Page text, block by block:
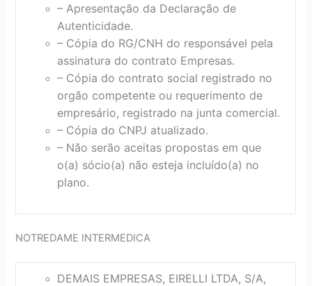
– Apresentação da Declaração de
Autenticidade.
– Cópia do RG/CNH do responsável pela
assinatura do contrato Empresas.
– Cópia do contrato social registrado no
orgão competente ou requerimento de
empresário, registrado na junta comercial.
– Cópia do CNPJ atualizado.
– Não serão aceitas propostas em que
o(a) sócio(a) não esteja incluído(a) no
plano.
NOTREDAME INTERMEDICA
DEMAIS EMPRESAS, EIRELLI LTDA, S/A,